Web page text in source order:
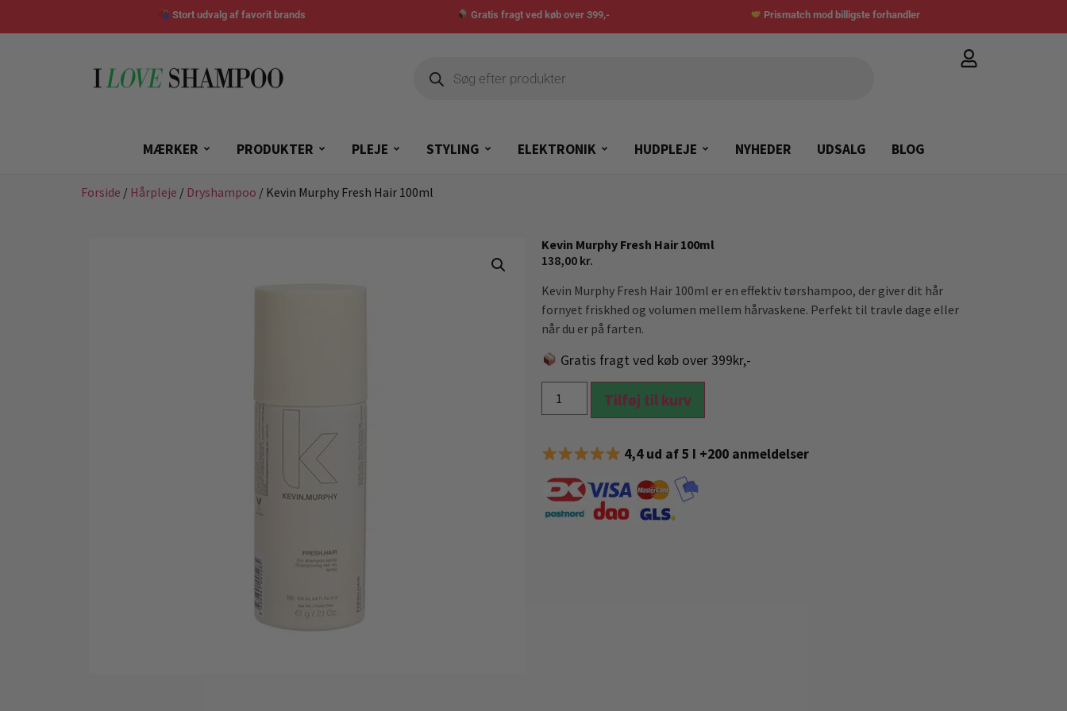
Stort udvalg af favorit brands Gratis fragt ved køb over 399,- Prismatch mod billigste forhandler
MÆRKER PRODUKTER PLEJE STYLING ELEKTRONIK HUDPLEJE NYHEDER UDSALG BLOG
Forside / Hårpleje / Dryshampoo / Kevin Murphy Fresh Hair 100ml
Kevin Murphy Fresh Hair 100ml
138,00 kr.
Kevin Murphy Fresh Hair 100ml er en effektiv tørshampoo, der giver dit hår
fornyet friskhed og volumen mellem hårvaskene. Perfekt til travle dage eller
når du er på farten.
Gratis fragt ved køb over 399kr,-
Tilføj til kurv
4,4 ud af 5 I +200 anmeldelser